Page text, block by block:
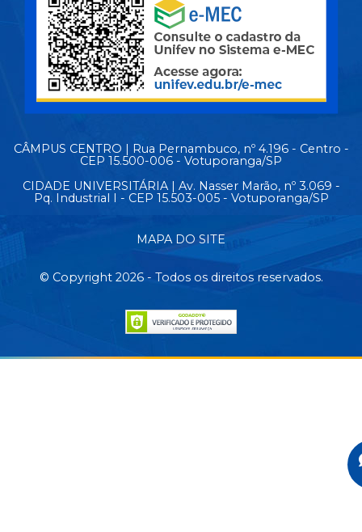
CÂMPUS CENTRO | Rua Pernambuco, nº 4.196 - Centro -
CEP 15.500-006 - Votuporanga/SP
CIDADE UNIVERSITÁRIA | Av. Nasser Marão, nº 3.069 -
Pq. Industrial I - CEP 15.503-005 - Votuporanga/SP
MAPA DO SITE
© Copyright 2026 - Todos os direitos reservados.